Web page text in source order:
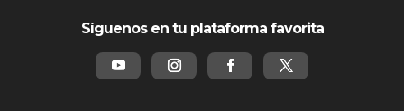
Síguenos en tu plataforma favorita